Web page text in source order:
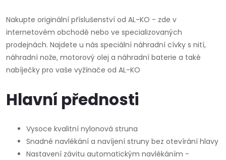
Nakupte originální příslušenství od AL-KO - zde v
internetovém obchodě nebo ve specializovaných
prodejnách. Najdete u nás speciální náhradní cívky s nití,
náhradní nože, motorový olej a náhradní baterie a také
nabíječky pro vaše vyžínače od AL-KO
Hlavní přednosti
Vysoce kvalitní nylonová struna
Snadné navlékání a navíjení struny bez otevírání hlavy
Nastavení závitu automatickým navlékáním -